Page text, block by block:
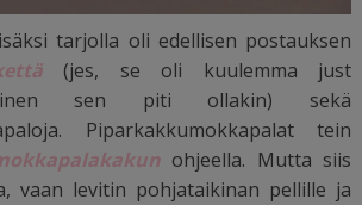
tarjolla oli edellisen postauksen
(jes, se oli kuulemma just
sen piti ollakin) sekä
Piparkakkumokkapalat tein
ohjeella. Mutta siis
vaan levitin pohjataikinan pellille ja